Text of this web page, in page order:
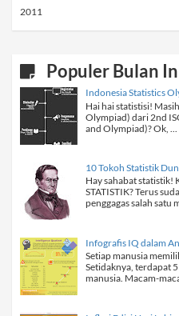
2011
Populer Bulan
Indonesia Statistics
Hai hai statistisi!
Olympiad) dari 2nd
and Olympiad)? Ok, ...
10 Tokoh Statistik
Hay sahabat statistik!
STATISTIK? Terus
penggagas salah satu
Infografis IQ dalam
Setiap manusia
Setidaknya, terdapat
manusia. Macam-